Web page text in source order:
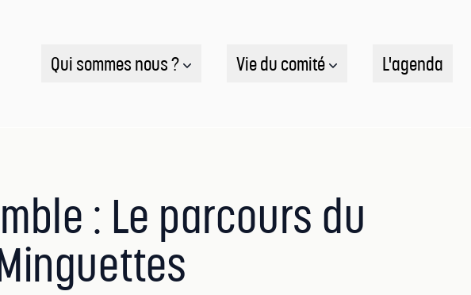
Qui sommes nous ? Vie du comité L'agenda
: Le parcours du